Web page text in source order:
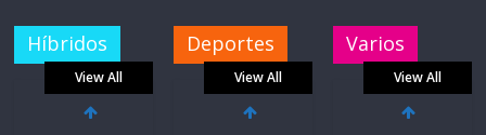
Híbridos
View All
Deportes
View All
Varios
View All